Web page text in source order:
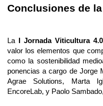
Conclusiones de
La I Jornada Viticultura 4.0
valor los elementos que
como la sostenibilidad
ponencias a cargo de Jorge
Agrae Solutions, Marta
EncoreLab, y Paolo